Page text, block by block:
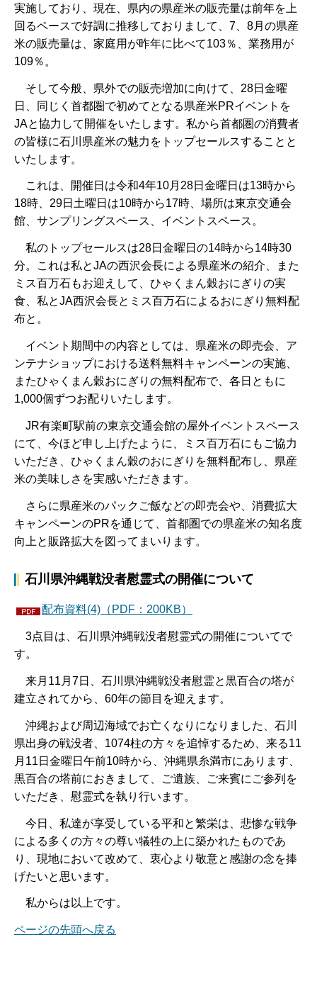
実施しており、現在、県内の県産米の販売量は前年を上
回るペースで好調に推移しておりまして、7、8月の県産
米の販売量は、家庭用が昨年に比べて103％、業務用が
109％。
そして今般、県外での販売増加に向けて、28日金曜
日、同じく首都圏で初めてとなる県産米PRイベントを
JAと協力して開催をいたします。私から首都圏の消費者
の皆様に石川県産米の魅力をトップセールスすることと
いたします。
これは、開催日は令和4年10月28日金曜日は13時から
18時、29日土曜日は10時から17時、場所は東京交通会
館、サンプリングスペース、イベントスペース。
私のトップセールスは28日金曜日の14時から14時30
分。これは私とJAの西沢会長による県産米の紹介、また
ミス百万石もお迎えして、ひゃくまん穀おにぎりの実
食、私とJA西沢会長とミス百万石によるおにぎり無料配
布と。
イベント期間中の内容としては、県産米の即売会、ア
ンテナショップにおける送料無料キャンペーンの実施、
またひゃくまん穀おにぎりの無料配布で、各日ともに
1,000個ずつお配りいたします。
JR有楽町駅前の東京交通会館の屋外イベントスペース
にて、今ほど申し上げたように、ミス百万石にもご協力
いただき、ひゃくまん穀のおにぎりを無料配布し、県産
米の美味しさを実感いただきます。
さらに県産米のパックご飯などの即売会や、消費拡大
キャンペーンのPRを通じて、首都圏での県産米の知名度
向上と販路拡大を図ってまいります。
石川県沖縄戦没者慰霊式の開催について
配布資料(4)（PDF：200KB）
3点目は、石川県沖縄戦没者慰霊式の開催についてで
す。
来月11月7日、石川県沖縄戦没者慰霊と黒百合の塔が
建立されてから、60年の節目を迎えます。
沖縄および周辺海域でお亡くなりになりました、石川
県出身の戦没者、1074柱の方々を追悼するため、来る11
月11日金曜日午前10時から、沖縄県糸満市にあります、
黒百合の塔前におきまして、ご遺族、ご来賓にご参列を
いただき、慰霊式を執り行います。
今日、私達が享受している平和と繁栄は、悲惨な戦争
による多くの方々の尊い犠牲の上に築かれたものであ
り、現地において改めて、衷心より敬意と感謝の念を捧
げたいと思います。
私からは以上です。
ページの先頭へ戻る